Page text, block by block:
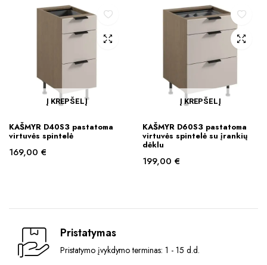
Į KREPŠELĮ
KAŠMYR D40S3 pastatoma
virtuvės spintelė
169,00 €
Į KREPŠELĮ
KAŠMYR D60S3 pastatoma
virtuvės spintelė su įrankių
dėklu
199,00 €
Pristatymas
Pristatymo įvykdymo terminas: 1 - 15 d.d.